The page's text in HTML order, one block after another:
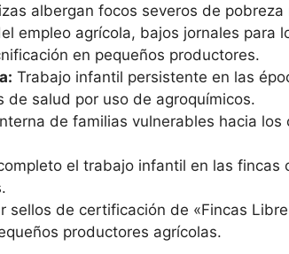
albergan focos severos de
empleo agrícola, bajos jornales
en pequeños productores.
Trabajo infantil persistente en las
de salud por uso de agroquímicos.
de familias vulnerables hacia
el trabajo infantil en las
sellos de certificación de «Fincas
productores agrícolas.